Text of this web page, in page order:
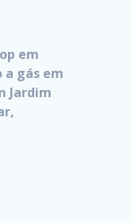
em
a gás em
Jardim